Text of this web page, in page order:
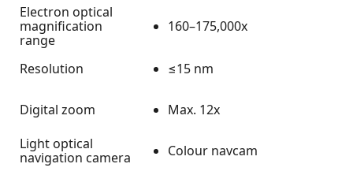
Electron optical
magnification
range
160–175,000x
Resolution ≤15 nm
Digital zoom
Max. 12x
Light optical
navigation camera
Colour navcam